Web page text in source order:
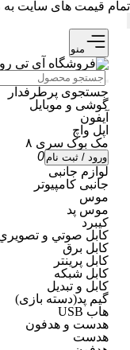
تمام قیمت های سایت به
منو
جستجوی پرطرفدار
گوشی و موبایل
آیفون
اپل واچ
مک بوک سری ۸
ورود / ثبت نام0
لوازم جانبی
جانبی کامپیوتر
موس
موس پد
کیبرد
كابل صوتي و
کابل برق
کابل پرینتر
کابل شبکه
کابل و تبدیل
گیم پد(دسته بازی)
هاب USB
هدست و هدفون
هدست